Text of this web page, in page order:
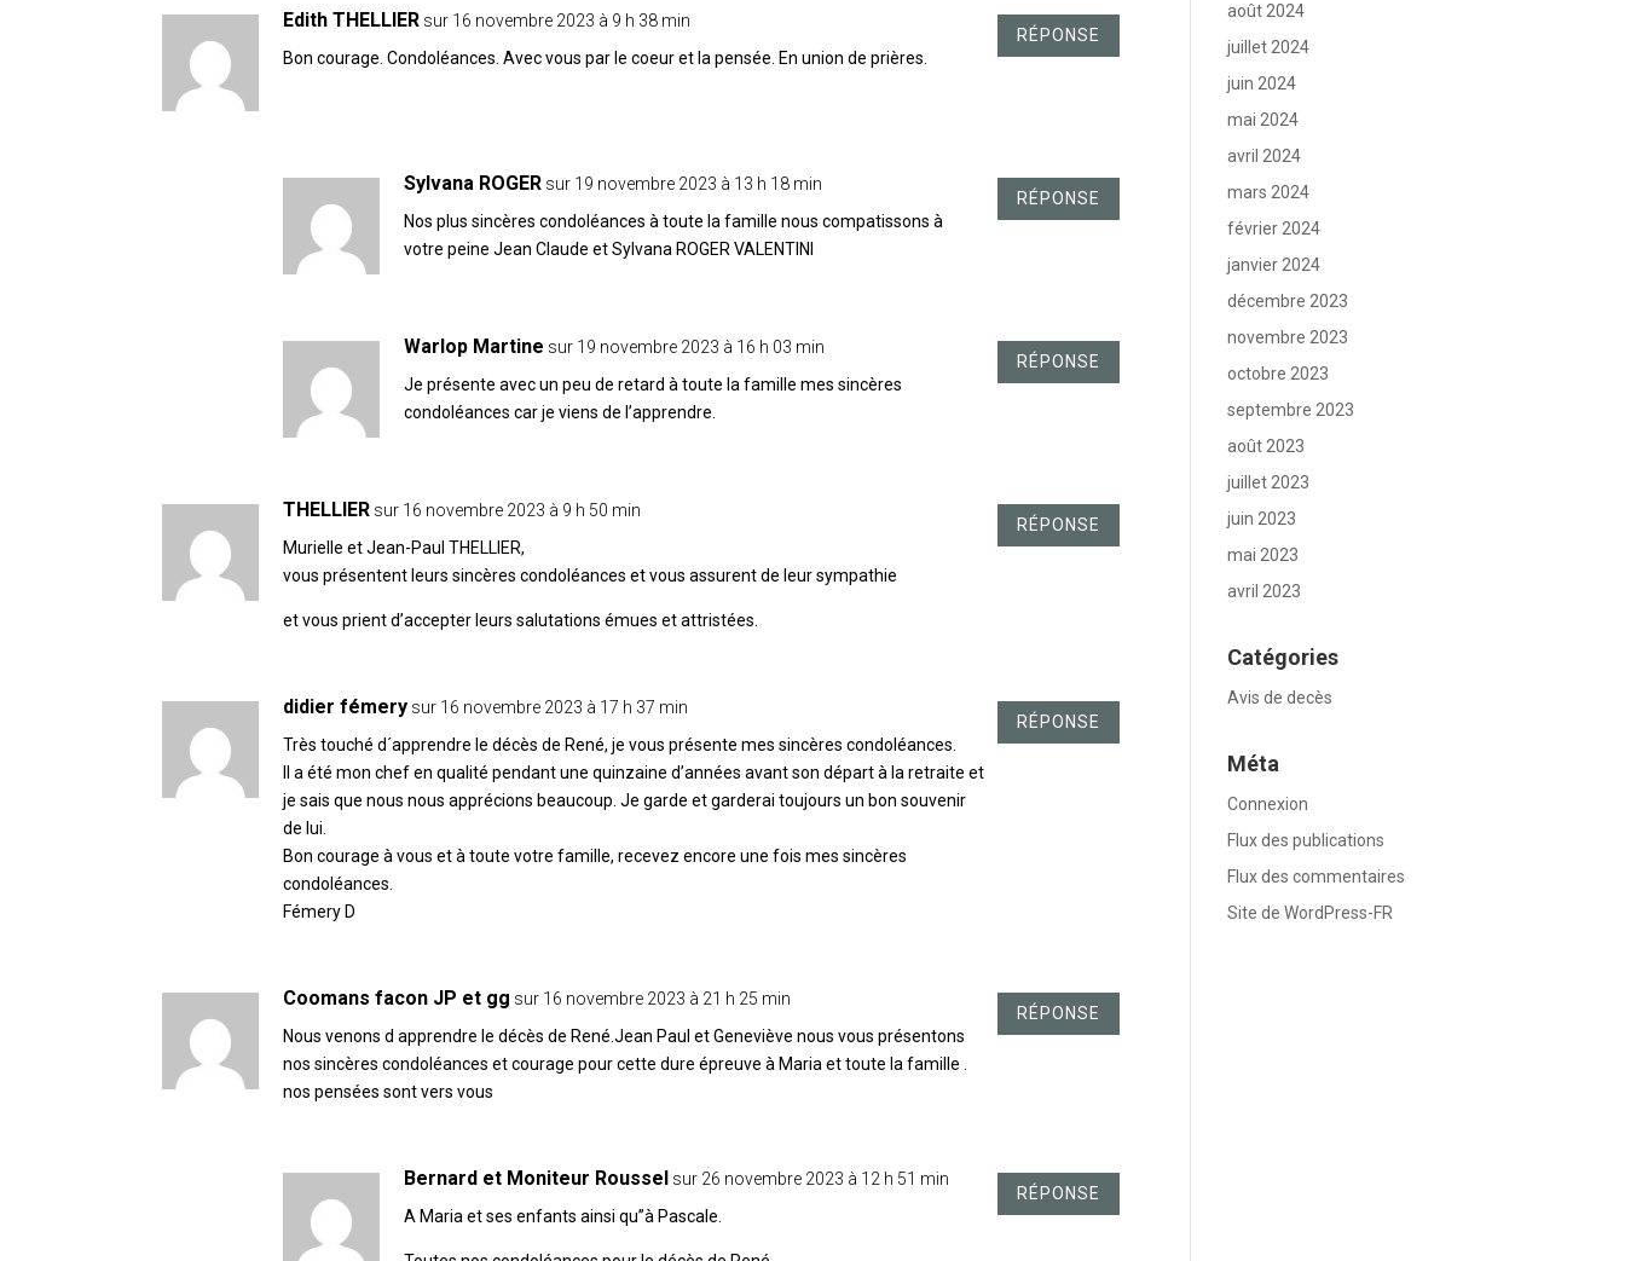
Edith THELLIER sur 16 novembre 2023 à 9 h 38 min
Bon courage. Condoléances. Avec vous par le coeur et la pensée. En union de prières.
RÉPONSE
Sylvana ROGER sur 19 novembre 2023 à 13 h 18 min
Nos plus sincères condoléances à toute la famille nous compatissons à
votre peine Jean Claude et Sylvana ROGER VALENTINI
RÉPONSE
Warlop Martine sur 19 novembre 2023 à 16 h 03 min
Je présente avec un peu de retard à toute la famille mes sincères
condoléances car je viens de l’apprendre.
RÉPONSE
THELLIER sur 16 novembre 2023 à 9 h 50 min
Murielle et Jean-Paul THELLIER,
vous présentent leurs sincères condoléances et vous assurent de leur sympathie
et vous prient d’accepter leurs salutations émues et attristées.
RÉPONSE
didier fémery sur 16 novembre 2023 à 17 h 37 min
Très touché d´apprendre le décès de René, je vous présente mes sincères condoléances.
Il a été mon chef en qualité pendant une quinzaine d’années avant son départ à la retraite et
je sais que nous nous apprécions beaucoup. Je garde et garderai toujours un bon souvenir
de lui.
Bon courage à vous et à toute votre famille, recevez encore une fois mes sincères
condoléances.
Fémery D
RÉPONSE
Coomans facon JP et gg sur 16 novembre 2023 à 21 h 25 min
Nous venons d apprendre le décès de René.Jean Paul et Geneviève nous vous présentons
nos sincères condoléances et courage pour cette dure épreuve à Maria et toute la famille .
nos pensées sont vers vous
RÉPONSE
Bernard et Moniteur Roussel sur 26 novembre 2023 à 12 h 51 min
A Maria et ses enfants ainsi qu”à Pascale.
RÉPONSE
août 2024
juillet 2024
juin 2024
mai 2024
avril 2024
mars 2024
février 2024
janvier 2024
décembre 2023
novembre 2023
octobre 2023
septembre 2023
août 2023
juillet 2023
juin 2023
mai 2023
avril 2023
Catégories
Avis de decès
Méta
Connexion
Flux des publications
Flux des commentaires
Site de WordPress-FR